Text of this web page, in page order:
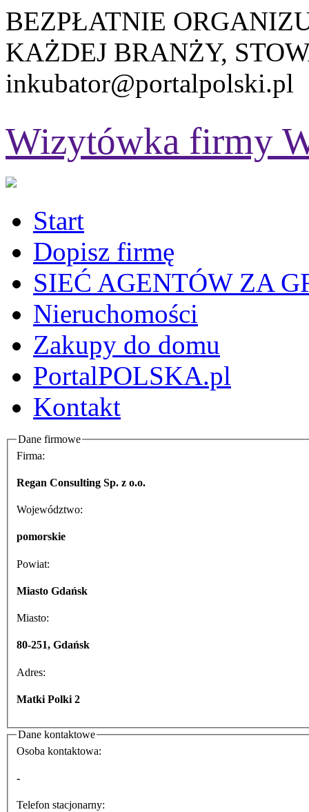
BEZPŁATNIE
KAŻDEJ BRANŻY,
inkubator@portalpolski.pl
Wizytówka firmy
Start
Dopisz firmę
SIEĆ AGENTÓW ZA
Nieruchomości
Zakupy do domu
PortalPOLSKA.pl
Kontakt
Dane firmowe
Firma:
Regan Consulting Sp. z o.o.
Województwo:
pomorskie
Powiat:
Miasto Gdańsk
Miasto:
80-251, Gdańsk
Adres:
Matki Polki 2
Dane kontaktowe
Osoba kontaktowa:
-
Telefon stacjonarny: